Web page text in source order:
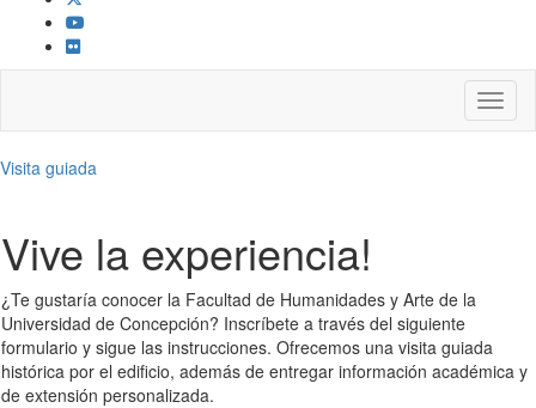
Visita guiada
Vive la experiencia!
¿Te gustaría conocer la Facultad de Humanidades y Arte de la
Universidad de Concepción? Inscríbete a través del siguiente
formulario y sigue las instrucciones. Ofrecemos una visita guiada
histórica por el edificio, además de entregar información académica y
de extensión personalizada.